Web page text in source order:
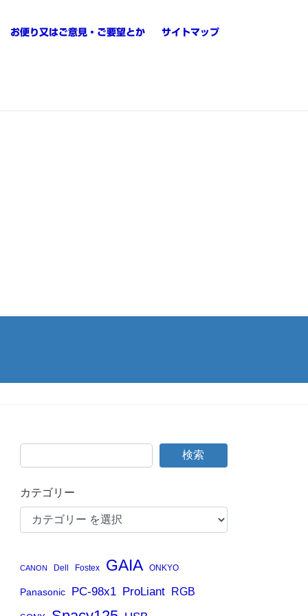
お便り又はご意見・ご要望とか サイトマップ
検索
カテゴリー
CANON Dell Fostex GAIA ONKYO
Panasonic PC-98x1 ProLiant RGB